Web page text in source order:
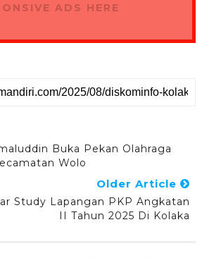
ADS HERE
Buka Pekan Olahraga
Wolo
Older Article
Study Lapangan PKP Angkatan
II Tahun 2025 Di Kolaka